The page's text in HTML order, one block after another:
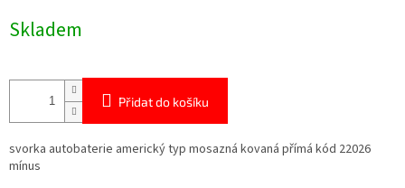
cena:
Skladem
Přidat do košíku
svorka autobaterie americký typ mosazná kovaná přímá kód 22026
mínus